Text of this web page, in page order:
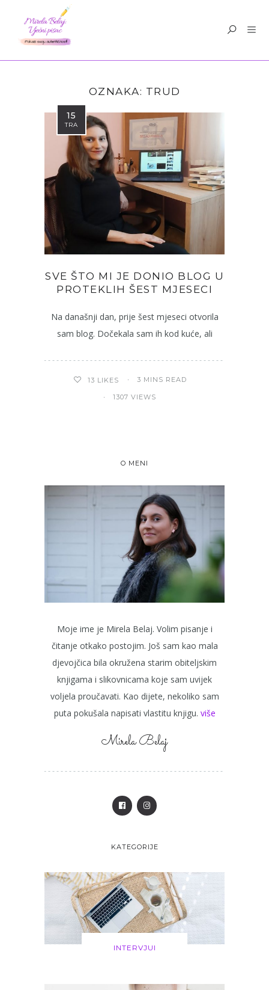
OZNAKA: TRUD
15
TRA
SVE ŠTO MI JE DONIO BLOG U
PROTEKLIH ŠEST MJESECI
Na današnji dan, prije šest mjeseci otvorila
sam blog. Dočekala sam ih kod kuće, ali
13 LIKES 3 MINS READ
1307 VIEWS
O MENI
Moje ime je Mirela Belaj. Volim pisanje i
čitanje otkako postojim. Još sam kao mala
djevojčica bila okružena starim obiteljskim
knjigama i slikovnicama koje sam uvijek
voljela proučavati. Kao dijete, nekoliko sam
puta pokušala napisati vlastitu knjigu. više
Mirela Belaj
KATEGORIJE
INTERVJUI